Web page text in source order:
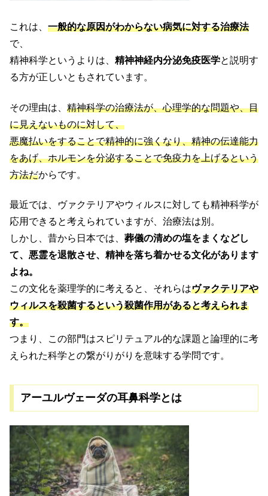
これは、 一般的な原因がわからない病気に対する治療法
で、
精神科学というよりは、 精神神経内分泌免疫医学と説明す
る方が正しいともされています。
その理由は、 精神科学の治療法が、心理学的な問題や、目
に見えないものに対して、
悪魔払いをすることで精神的に強くなり、精神の伝達能力
をあげ、ホルモンを分泌することで免疫力を上げるという
方法だからです。
最近では、ヴァクテリアやウィルスに対しても精神科学が
応用できると考えられていますが、治療法は別。
しかし、昔から日本では、 葬儀の清めの塩をまくなどし
て、悪霊を退散させ、精神を落ち着かせる文化があります
よね。
この文化を薬理学的に考えると、それらはヴァクテリアや
ウィルスを殺菌するという殺菌作用があると考えられま
す。
つまり、この部門はスピリテュアル的な課題と論理的に考
えられた科学との繋がりがりを意味する学問です。
アーユルヴェーダの耳鼻科学とは